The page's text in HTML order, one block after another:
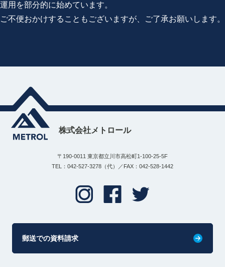
運用を部分的に始めています。
ご不便おかけすることもございますが、ご了承お願いします。
株式会社メトロール
〒190-0011 東京都立川市高松町1-100-25-5F
TEL：042-527-3278（代）／FAX：042-528-1442
郵送での資料請求